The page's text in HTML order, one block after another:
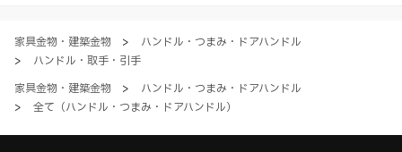
家具金物・建築金物 >
ハンドル・つまみ・ドアハンドル
>
ハンドル・取手・引手
家具金物・建築金物
>
ハンドル・つまみ・ドアハンドル
>
全て（ハンドル・つまみ・ドアハンドル）